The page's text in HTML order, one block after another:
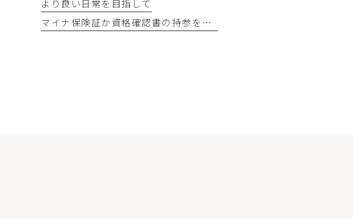
より良い日常を目指して
マイナ保険証か資格確認書の持参をお願いします